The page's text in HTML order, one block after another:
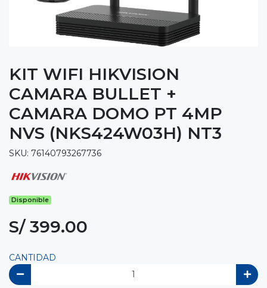
KIT WIFI HIKVISION
CAMARA BULLET +
CAMARA DOMO PT 4MP
NVS (NKS424W03H) NT3
SKU: 76140793267736
Disponible
S/ 399.00
CANTIDAD